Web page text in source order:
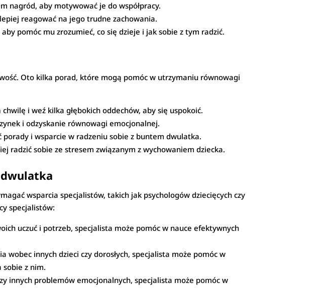
nagród, aby motywować je do współpracy.
reagować na jego trudne zachowania.
pomóc mu zrozumieć, co się dzieje i jak sobie z tym radzić.
Oto kilka porad, które mogą pomóc w utrzymaniu równowagi
i weź kilka głębokich oddechów, aby się uspokoić.
i odzyskanie równowagi emocjonalnej.
i wsparcie w radzeniu sobie z buntem dwulatka.
radzić sobie ze stresem związanym z wychowaniem dziecka.
wsparcia specjalistów, takich jak psychologów dziecięcych czy
specjalistów:
uczuć i potrzeb, specjalista może pomóc w nauce efektywnych
wobec innych dzieci czy dorosłych, specjalista może pomóc w
z nim.
innych problemów emocjonalnych, specjalista może pomóc w